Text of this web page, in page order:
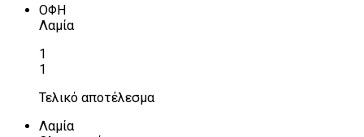
ΟΦΗ
Λαμία
1
1
Τελικό αποτέλεσμα
Λαμία